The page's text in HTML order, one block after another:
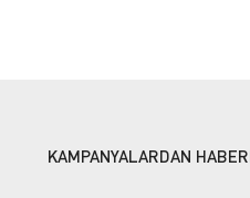
KAMPANYALARDAN